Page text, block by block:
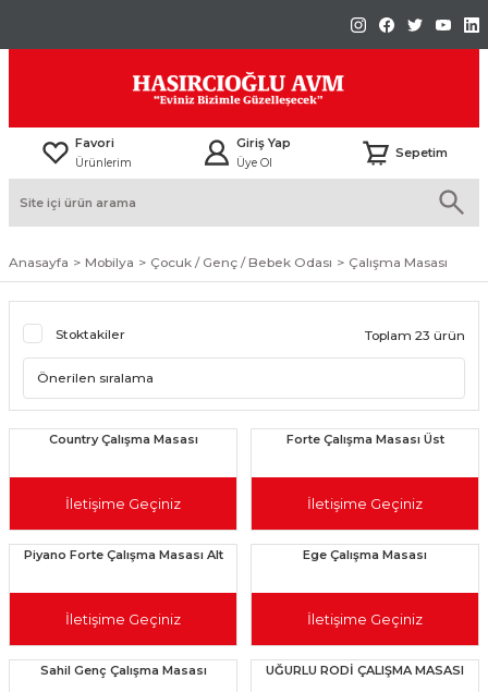
Favori
Ürünlerim
Giriş Yap
Üye Ol
Sepetim
Anasayfa Mobilya Çocuk / Genç / Bebek Odası Çalışma Masası
Stoktakiler Toplam 23 ürün
Country Çalışma Masası
İletişime Geçiniz
Forte Çalışma Masası Üst
İletişime Geçiniz
Piyano Forte Çalışma Masası Alt
İletişime Geçiniz
Ege Çalışma Masası
İletişime Geçiniz
Sahil Genç Çalışma Masası UĞURLU RODİ ÇALIŞMA MASASI